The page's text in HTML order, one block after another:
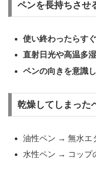
ペンを長持ちさせ
使い終わったらす
直射日光や高温多
ペンの向きを意識
乾燥してしまった
油性ペン → 無水エ
水性ペン → コップ